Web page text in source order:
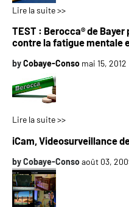
Lire la suite >>
TEST : Berocca® de
contre la fatigue mentale
byCobaye-Conso mai 15, 2012
Lire la suite >>
iCam, Videosurveillance
byCobaye-Consoaoût 03,